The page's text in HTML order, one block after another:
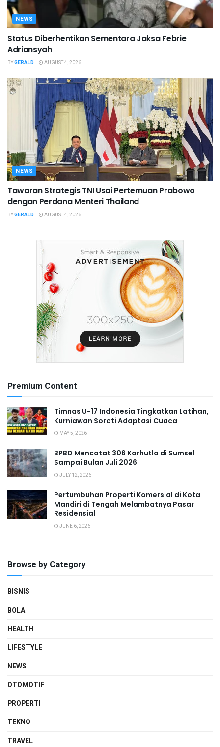
NEWS
Status Diberhentikan Sementara Jaksa Febrie
Adriansyah
BYGERALD AUGUST 4, 2026
NEWS
Tawaran Strategis TNI Usai Pertemuan Prabowo
dengan Perdana Menteri Thailand
BYGERALD AUGUST 4, 2026
Premium Content
Timnas U-17 Indonesia Tingkatkan Latihan,
Kurniawan Soroti Adaptasi Cuaca
MAY 5, 2026
BPBD Mencatat 306 Karhutla di Sumsel
Sampai Bulan Juli 2026
JULY 12, 2026
Pertumbuhan Properti Komersial di Kota
Mandiri di Tengah Melambatnya Pasar
Residensial
JUNE 6, 2026
Browse by Category
BISNIS
BOLA
HEALTH
LIFESTYLE
NEWS
OTOMOTIF
PROPERTI
TEKNO
TRAVEL